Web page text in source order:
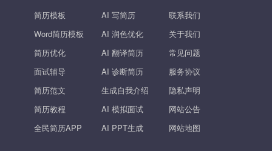
简历模板
Word简历模板
简历优化
面试辅导
简历范文
简历教程
全民简历APP
AI 写简历
AI 润色优化
AI 翻译简历
AI 诊断简历
生成自我介绍
AI 模拟面试
AI PPT生成
联系我们
关于我们
常见问题
服务协议
隐私声明
网站公告
网站地图